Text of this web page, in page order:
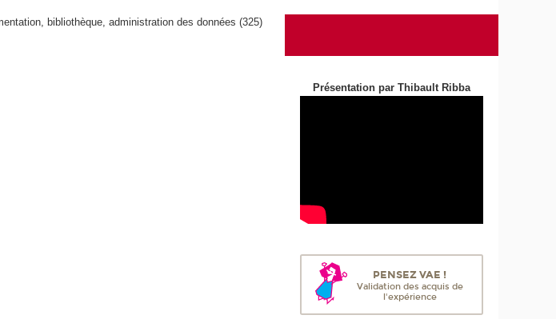
bibliothèque, administration des données (325)
Présentation par Thibault Ribba
PENSEZ VAE !
Validation des acquis de
l'expérience